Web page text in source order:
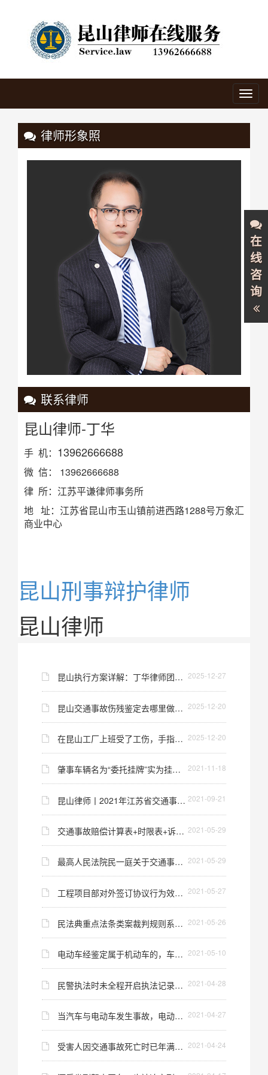
律师形象照
联系律师
昆山律师-丁华
手 机： 13962666688
微 信： 13962666688
律 所：江苏平谦律师事务所
地 址：江苏省昆山市玉山镇前进西路1288号万象汇
商业中心
昆山刑事辩护律师
昆山律师
昆山执行方案详解：丁华律师团队如何实现“高 2025-12-27
昆山交通事故伤残鉴定去哪里做？找律师打官司 2025-12-20
在昆山工厂上班受了工伤，手指断了一截，能赔 2025-12-20
肇事车辆名为“委托挂牌”实为挂靠经营 的认定 2021-11-18
昆山律师丨2021年江苏省交通事故、人身损害赔偿 2021-09-21
交通事故赔偿计算表+时限表+诉讼证据表（2021最 2021-05-29
最高人民法院民一庭关于交通事故纠纷案件司法 2021-05-29
工程项目部对外签订协议行为效力的认定 2021-05-27
民法典重点法条类案裁判规则系列57：关于肖像权 2021-05-26
​电动车经鉴定属于机动车的，车主是否应当承 2021-05-10
民警执法时未全程开启执法记录仪及在未参与询 2021-04-28
当汽车与电动车发生事故，电动车一方是否肯定 2021-04-27
受害人因交通事故死亡时已年满74周岁，对于其生 2021-04-24
在
线
咨
询